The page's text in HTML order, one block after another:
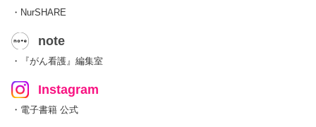
・NurSHARE
note
・『がん看護』編集室
Instagram
・電子書籍 公式